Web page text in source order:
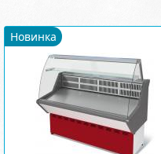
Новинка